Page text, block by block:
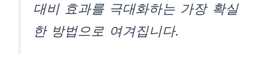
대비 효과를 극대화하는 가장 확실
한 방법으로 여겨집니다.